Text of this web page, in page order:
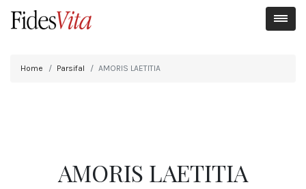
Home Parsifal AMORIS LAETITIA
AMORIS LAETITIA